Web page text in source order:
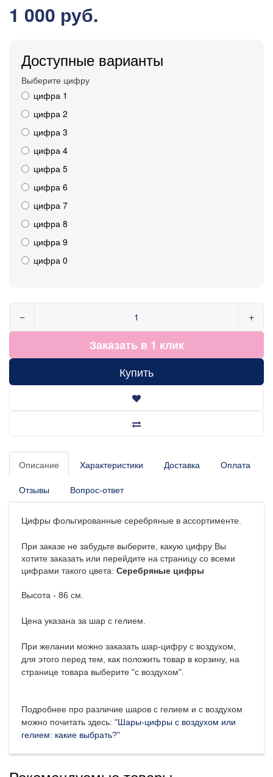
1 000 руб.
Доступные варианты
Выберите цифру
цифра 1
цифра 2
цифра 3
цифра 4
цифра 5
цифра 6
цифра 7
цифра 8
цифра 9
цифра 0
− +
Заказать в 1 клик
Купить
Описание Характеристики Доставка Оплата
Отзывы Вопрос-ответ
Цифры фольгированные серебряные в ассортименте.
При заказе не забудьте выберите, какую цифру Вы
хотите заказать или перейдите на страницу со всеми
цифрами такого цвета: Серебряные цифры
Высота - 86 см.
Цена указана за шар с гелием.
При желании можно заказать шар-цифру с воздухом,
для этого перед тем, как положить товар в корзину, на
странице товара выберите "с воздухом".
Подробнее про различие шаров с гелием и с воздухом
можно почитать здесь: "Шары-цифры с воздухом или
гелием: какие выбрать?"